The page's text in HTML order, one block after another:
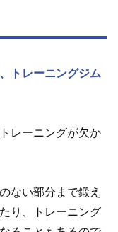
トレーニングジム
レーニングが欠か
ない部分まで鍛え
り、トレーニング